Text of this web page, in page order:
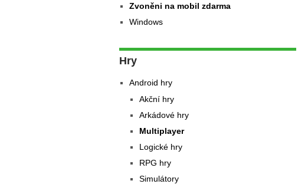
Zvoněni na mobil zdarma
Windows
Hry
Android hry
Akční hry
Arkádové hry
Multiplayer
Logické hry
RPG hry
Simulátory